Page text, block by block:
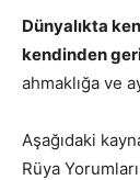
Dünyalıkta
kendinden
ahmaklığa ve
Aşağıdaki
Rüya